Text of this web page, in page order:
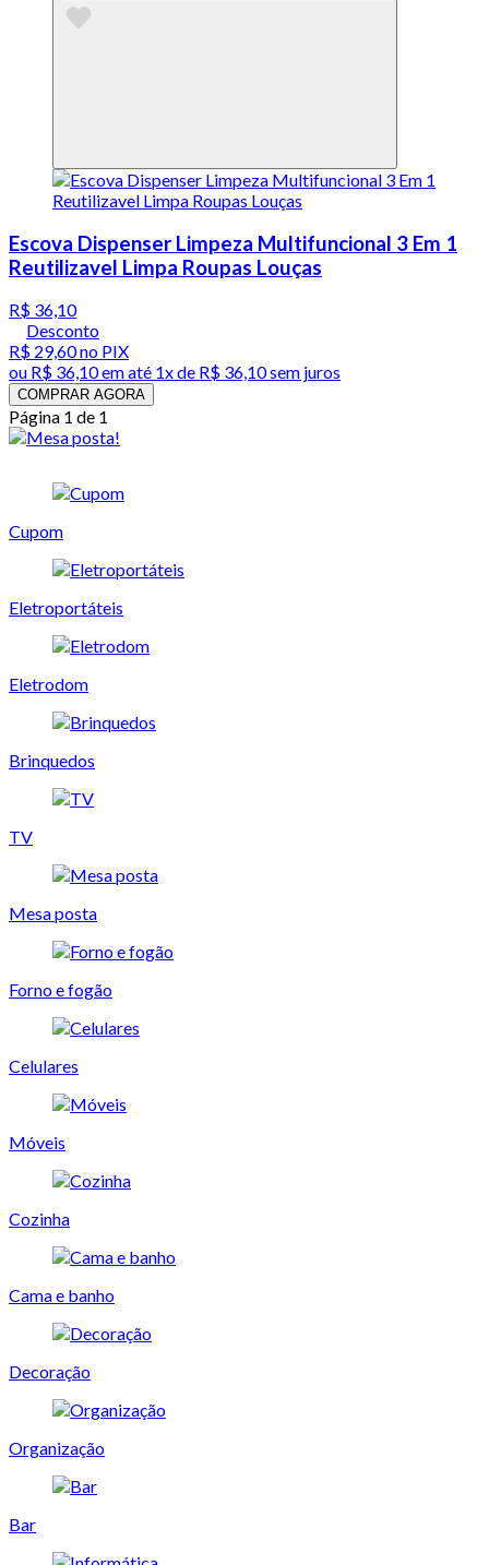
Escova Dispenser Limpeza Multifuncional 3 Em 1
Reutilizavel Limpa Roupas Louças
R$ 36,10
Desconto
R$ 29,60no PIX
ou R$ 36,10em até 1x de R$ 36,10sem juros
COMPRAR AGORA
Página 1 de 1
Cupom
Eletroportáteis
Eletrodom
Brinquedos
TV
Mesa posta
Forno e fogão
Celulares
Móveis
Cozinha
Cama e banho
Decoração
Organização
Bar